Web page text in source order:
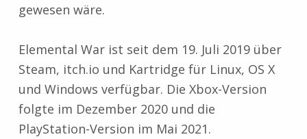
gewesen wäre.
Elemental War ist seit dem 19. Juli 2019 über
Steam, itch.io und Kartridge für Linux, OS X
und Windows verfügbar. Die Xbox-Version
folgte im Dezember 2020 und die
PlayStation-Version im Mai 2021.